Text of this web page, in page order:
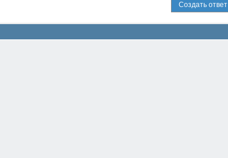
Создать ответ